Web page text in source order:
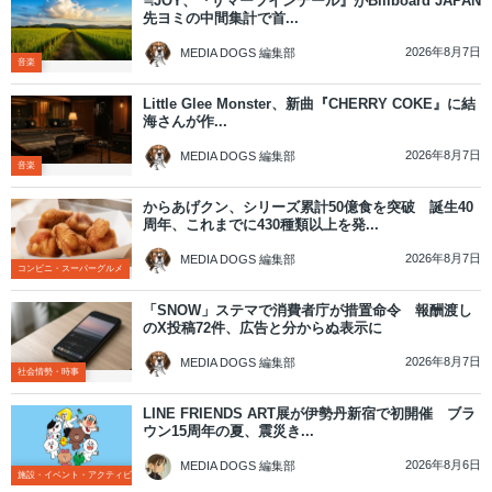
音楽
先ヨミの中間集計で首...
MEDIA DOGS 編集部 2026年8月7日
音楽
Little Glee Monster、新曲『CHERRY COKE』に結
海さんが作...
MEDIA DOGS 編集部 2026年8月7日
コンビニ・スーパーグルメ
からあげクン、シリーズ累計50億食を突破 誕生40
周年、これまでに430種類以上を発...
MEDIA DOGS 編集部 2026年8月7日
社会情勢・時事
「SNOW」ステマで消費者庁が措置命令 報酬渡し
のX投稿72件、広告と分からぬ表示に
MEDIA DOGS 編集部 2026年8月7日
施設・イベント・アクティビティ
LINE FRIENDS ART展が伊勢丹新宿で初開催 ブラ
ウン15周年の夏、震災き...
MEDIA DOGS 編集部 2026年8月6日